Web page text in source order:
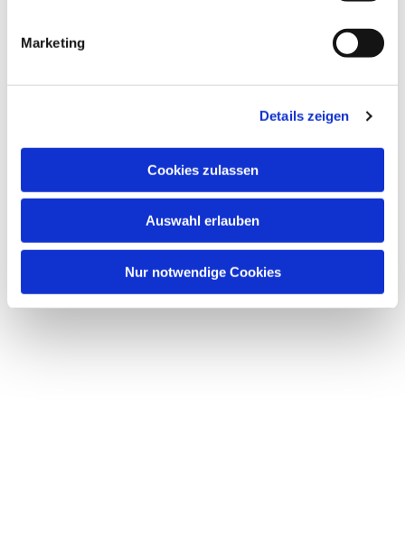
Marketing
Details zeigen
Cookies zulassen
Auswahl erlauben
Nur notwendige Cookies
interessieren